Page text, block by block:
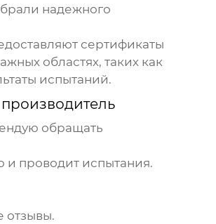
надежного
сертификаты
областях, таких как
испытаний.
обращать
и проводит испытания.
отзывы.